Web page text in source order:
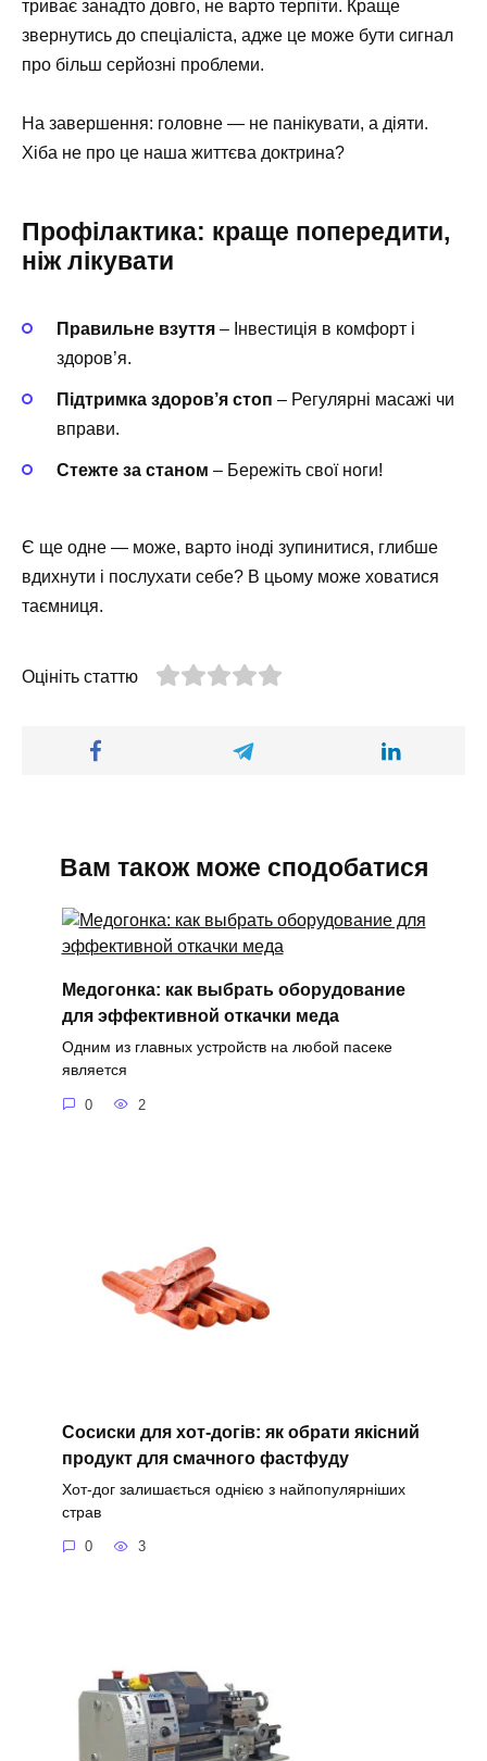
триває занадто довго, не варто терпіти. Краще
звернутись до спеціаліста, адже це може бути сигнал
про більш серйозні проблеми.
На завершення: головне — не панікувати, а діяти.
Хіба не про це наша життєва доктрина?
Профілактика: краще попередити,
ніж лікувати
Правильне взуття – Інвестиція в комфорт і
здоров’я.
Підтримка здоров’я стоп – Регулярні масажі чи
вправи.
Стежте за станом – Бережіть свої ноги!
Є ще одне — може, варто іноді зупинитися, глибше
вдихнути і послухати себе? В цьому може ховатися
таємниця.
Оцініть статтю
Вам також може сподобатися
Медогонка: как выбрать оборудование
для эффективной откачки меда
Одним из главных устройств на любой пасеке
является
0 2
Сосиски для хот-догів: як обрати якісний
продукт для смачного фастфуду
Хот-дог залишається однією з найпопулярніших
страв
0 3